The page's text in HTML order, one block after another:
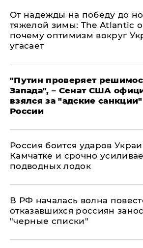
От надежды на победу до
тяжелой зимы: The Atlantic
почему оптимизм вокруг
угасает
"Путин проверяет
Запада", – Сенат США
взялся за "адские
России
Россия боится ударов
Камчатке и срочно
подводных лодок
​В РФ началась волна
отказавшихся россиян
"черные списки"